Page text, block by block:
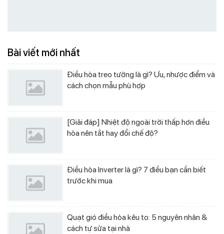
Bài viết mới nhất
Điều hòa treo tường là gì? Ưu, nhược điểm và
cách chọn mẫu phù hợp
[Giải đáp] Nhiệt độ ngoài trời thấp hơn điều
hòa nên tắt hay đổi chế độ?
Điều hòa Inverter là gì? 7 điều bạn cần biết
trước khi mua
Quạt gió điều hòa kêu to: 5 nguyên nhân &
cách tự sửa tại nhà